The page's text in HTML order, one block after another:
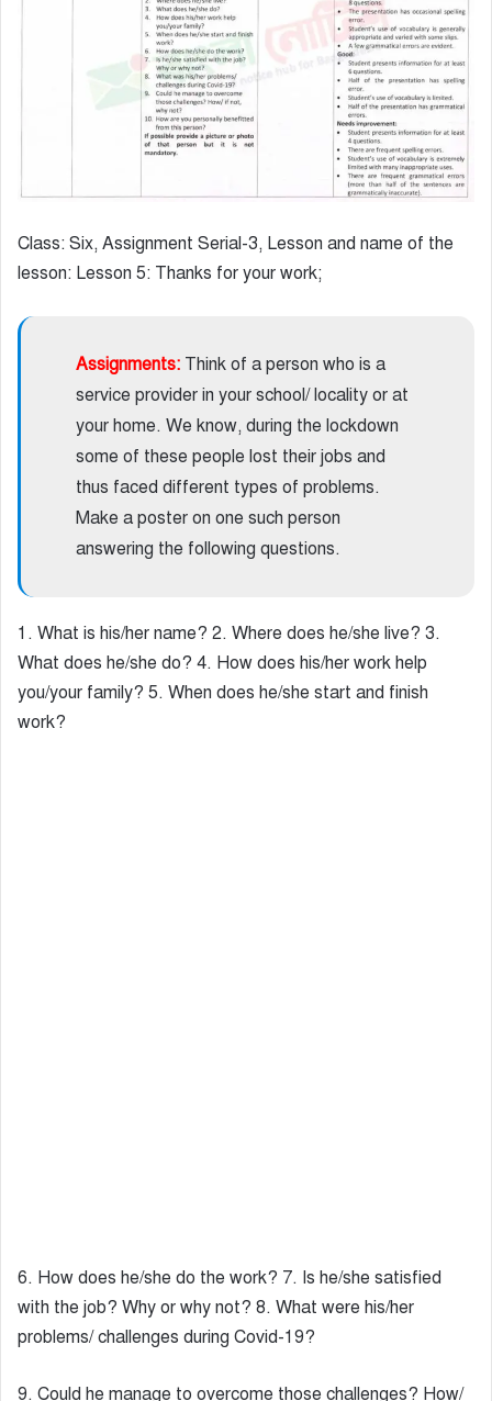
Class: Six, Assignment Serial-3, Lesson and name of the
lesson: Lesson 5: Thanks for your work;
Assignments: Think of a person who is a
service provider in your school/ locality or at
your home. We know, during the lockdown
some of these people lost their jobs and
thus faced different types of problems.
Make a poster on one such person
answering the following questions.
1. What is his/her name? 2. Where does he/she live? 3.
What does he/she do? 4. How does his/her work help
you/your family? 5. When does he/she start and finish
work?
6. How does he/she do the work? 7. Is he/she satisfied
with the job? Why or why not? 8. What were his/her
problems/ challenges during Covid-19?
9. Could he manage to overcome those challenges? How/